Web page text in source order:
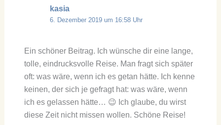
kasia
6. Dezember 2019 um 16:58 Uhr
Ein schöner Beitrag. Ich wünsche dir eine lange,
tolle, eindrucksvolle Reise. Man fragt sich später
oft: was wäre, wenn ich es getan hätte. Ich kenne
keinen, der sich je gefragt hat: was wäre, wenn
ich es gelassen hätte… 😉 Ich glaube, du wirst
diese Zeit nicht missen wollen. Schöne Reise!